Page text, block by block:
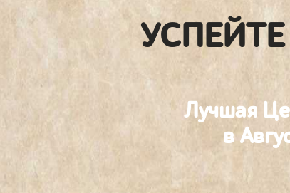
Лучшая
в